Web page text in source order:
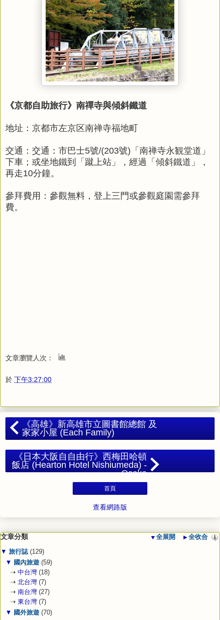
《京都自助旅行》南禪寺與傾斜鐵道
地址：京都市左京区南禅寺福地町
交通：交通：市巴士5號/(203號)「南禅寺永観堂道」
下車；或坐地鐵到「蹴上站」，經過「傾斜鐵道」，
再走10分鐘。
參拜費用：參觀無料，登上三門或參觀庭園需參拜
費。
文章瀏覽人次：
於 下午3:27:00
《高雄》新高雄市立圖書館總館 及
家家小屋 (Each Family)
《日本大阪自自由行》西梅田哈頓
飯店 (Hearton Hotel Nishiumeda​) -
Osaka
首頁
查看網路版
▼ 全展開 ► 全收合
文章分類
▼ 旅行誌 (129)
▼ 國內旅遊 (59)
⇢ 中台灣 (18)
⇢ 北台灣 (7)
⇢ 南台灣 (27)
⇢ 東台灣 (7)
▼ 國外旅遊 (70)